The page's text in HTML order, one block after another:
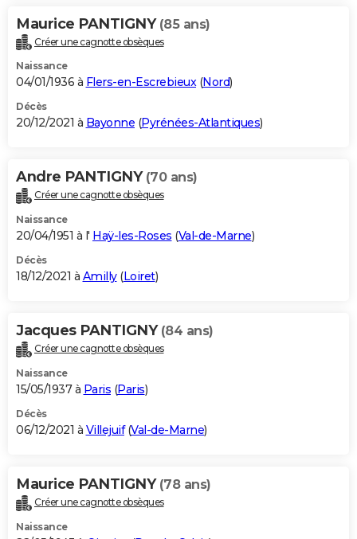
Maurice PANTIGNY (85 ans)
Créer une cagnotte obsèques
Naissance
04/01/1936 à Flers-en-Escrebieux(Nord)
Décès
20/12/2021 à Bayonne (Pyrénées-Atlantiques)
Andre PANTIGNY (70 ans)
Créer une cagnotte obsèques
Naissance
20/04/1951 à l' Haÿ-les-Roses (Val-de-Marne)
Décès
18/12/2021 à Amilly(Loiret)
Jacques PANTIGNY (84 ans)
Créer une cagnotte obsèques
Naissance
15/05/1937 à Paris (Paris)
Décès
06/12/2021 à Villejuif(Val-de-Marne)
Maurice PANTIGNY (78 ans)
Créer une cagnotte obsèques
Naissance